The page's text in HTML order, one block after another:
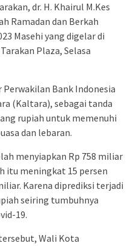
dr. H. Khairul M.Kes
Ramadan dan Berkah
Masehi yang digelar di
Plaza, Selasa
Bank Indonesia
(Kaltara), sebagai tanda
rupiah untuk memenuhi
dan lebaran.
menyiapkan Rp 758 miliar
itu meningkat 15 persen
Karena diprediksi terjadi
seiring tumbuhnya
19.
Wali Kota